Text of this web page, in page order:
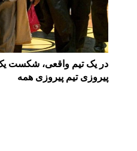
در یک تیم واقعی، شکست
پیروزی تیم پیروزی همه